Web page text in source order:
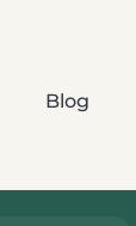
Blog